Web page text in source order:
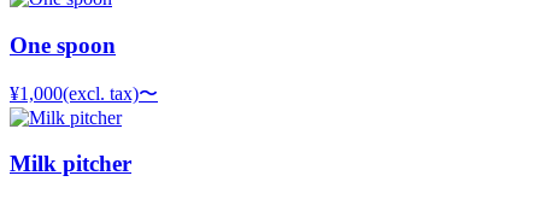
One spoon
¥1,000(excl. tax)〜
Milk pitcher